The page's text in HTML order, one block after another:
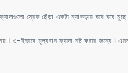
স্রেফ ছেঁড়া একটা ন্যাকড়ায় ঘষে ঘষে
। ও-ইভাবে মূল্যবান ফ্যাদা নষ্ট করার জন্যে ।